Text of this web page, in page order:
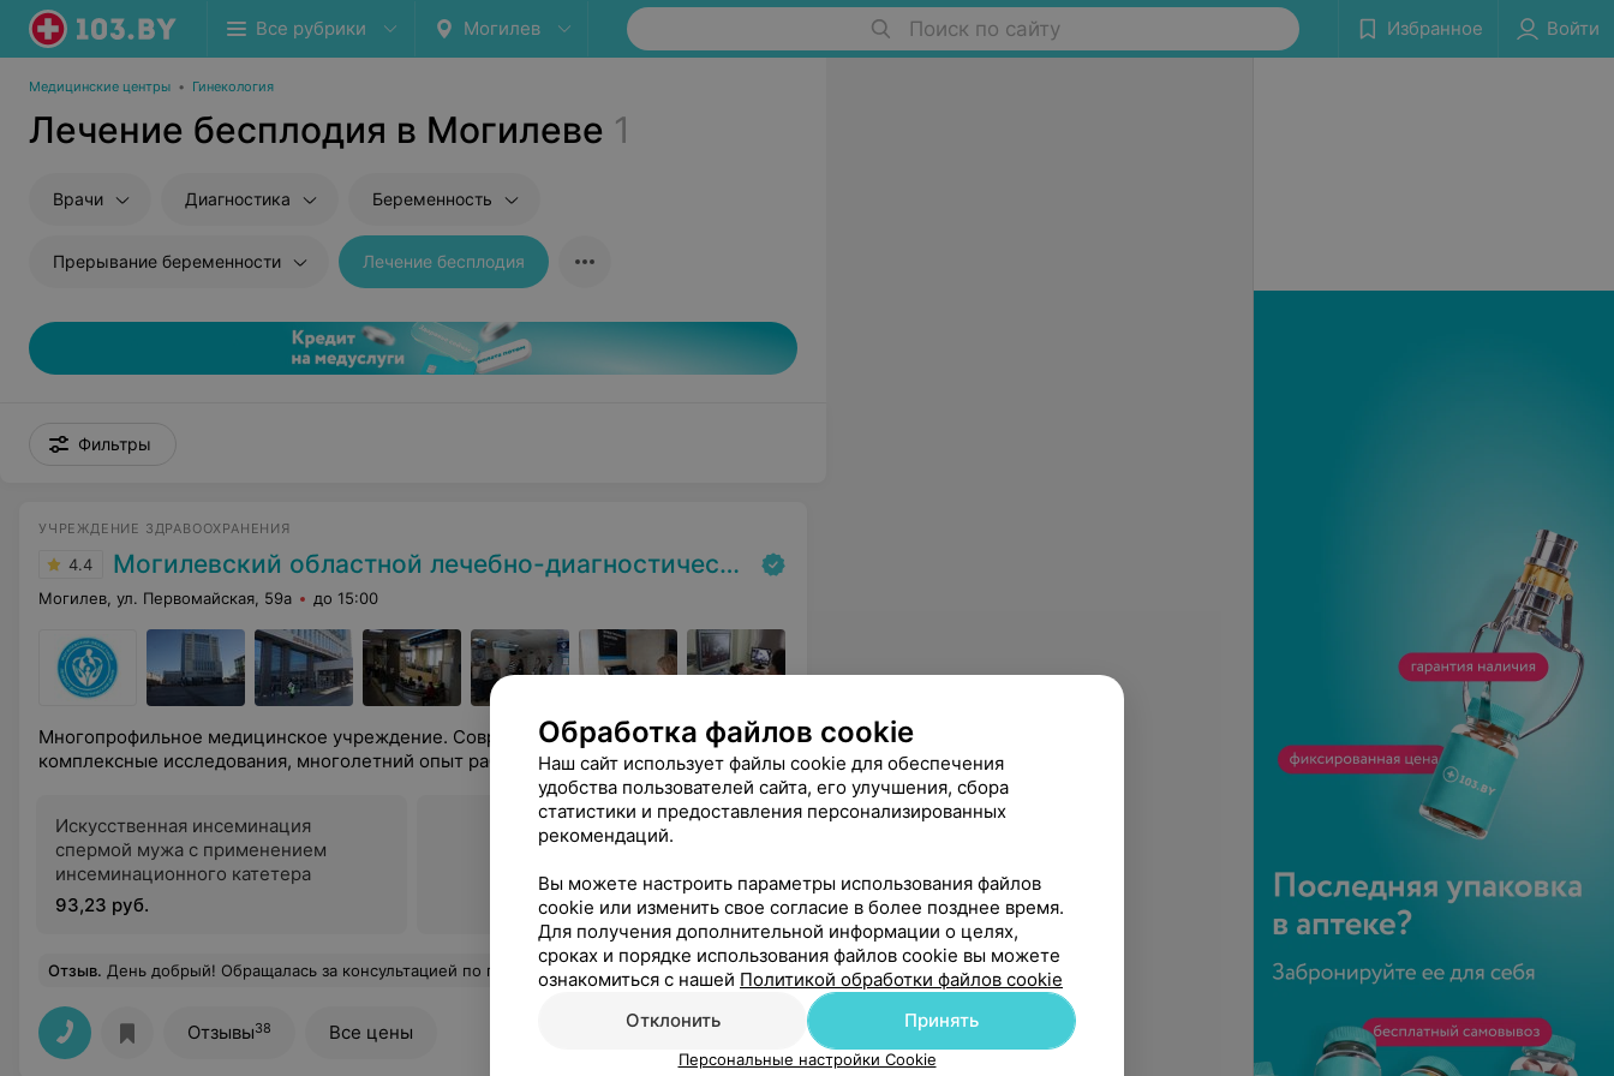
Все рубрики Могилев Поиск по сайту Избранное Войти
Медицинские центры • Гинекология
Лечение бесплодия в Могилеве 1
Врачи Диагностика Беременность
Прерывание беременности Лечение бесплодия
Фильтры
УЧРЕЖДЕНИЕ ЗДРАВООХРАНЕНИЯ
4.4 Могилевский областной лечебно-диагностический центр
Могилев, ул. Первомайская, 59а до 15:00
Многопрофильное медицинское учреждение. Современная лаборатория,
комплексные исследования, многолетний опыт работы.
Искусственная инсеминация
спермой мужа с применением
инсеминационного катетера
93,23 руб.
Отзыв. День добрый! Обращалась за консультацией по поводу результатов анализов и обследования. Спасибо Марии-объяснила все вежливо и разложила "по полочкам". Еще
Отзывы38 Все цены
Обработка файлов cookie
Наш сайт использует файлы cookie для обеспечения
удобства пользователей сайта, его улучшения, сбора
статистики и предоставления персонализированных
рекомендаций.
Вы можете настроить параметры использования файлов
cookie или изменить свое согласие в более позднее время.
Для получения дополнительной информации о целях,
сроках и порядке использования файлов cookie вы можете
ознакомиться с нашей Политикой обработки файлов cookie
Отклонить
Принять
Персональные настройки Cookie